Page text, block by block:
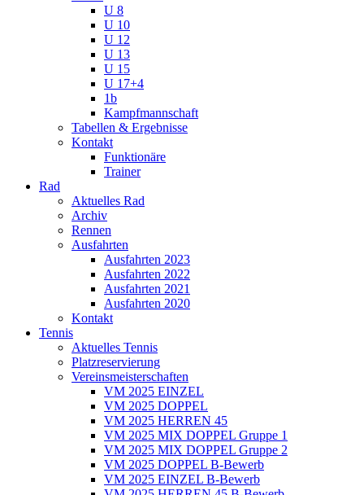
U 8
U 10
U 12
U 13
U 15
U 17+4
1b
Kampfmannschaft
Tabellen & Ergebnisse
Kontakt
Funktionäre
Trainer
Rad
Aktuelles Rad
Archiv
Rennen
Ausfahrten
Ausfahrten 2023
Ausfahrten 2022
Ausfahrten 2021
Ausfahrten 2020
Kontakt
Tennis
Aktuelles Tennis
Platzreservierung
Vereinsmeisterschaften
VM 2025 EINZEL
VM 2025 DOPPEL
VM 2025 HERREN 45
VM 2025 MIX DOPPEL Gruppe 1
VM 2025 MIX DOPPEL Gruppe 2
VM 2025 DOPPEL B-Bewerb
VM 2025 EINZEL B-Bewerb